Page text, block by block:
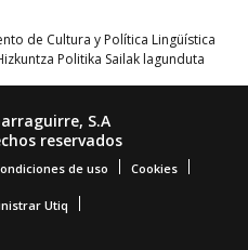
de Cultura y Política Lingüística
Politika Sailak lagunduta
S.A
reservados
de uso Cookies
Utiq